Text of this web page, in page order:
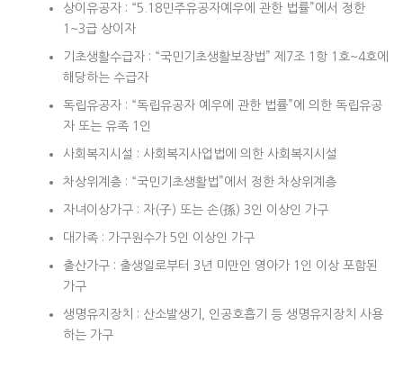
상이유공자 : “5.18민주유공자예우에 관한 법률”에서 정한
1~3급 상이자
기초생활수급자 : “국민기초생활보장법” 제7조 1항 1호~4호에
해당하는 수급자
독립유공자 : “독립유공자 예우에 관한 법률”에 의한 독립유공
자 또는 유족 1인
사회복지시설 : 사회복지사업법에 의한 사회복지시설
차상위계층 : “국민기초생활법”에서 정한 차상위계층
자녀이상가구 : 자(子) 또는 손(孫) 3인 이상인 가구
대가족 : 가구원수가 5인 이상인 가구
출산가구 : 출생일로부터 3년 미만인 영아가 1인 이상 포함된
가구
생명유지장치 : 산소발생기, 인공호흡기 등 생명유지장치 사용
하는 가구